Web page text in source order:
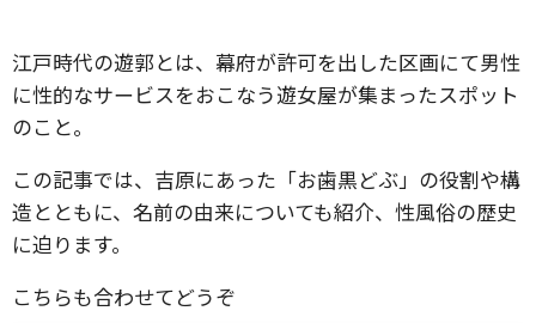
江戸時代の遊郭とは、幕府が許可を出した区画にて男性
に性的なサービスをおこなう遊女屋が集まったスポット
のこと。
この記事では、吉原にあった「お歯黒どぶ」の役割や構
造とともに、名前の由来についても紹介、性風俗の歴史
に迫ります。
こちらも合わせてどうぞ